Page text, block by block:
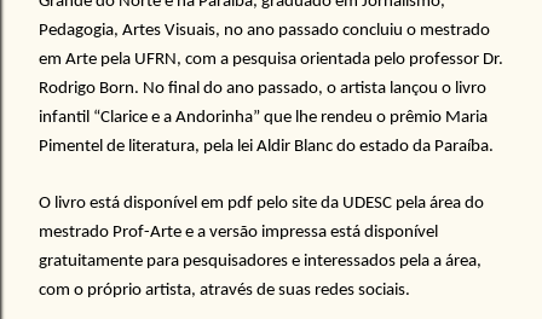
Pedagogia, Artes Visuais, no ano passado concluiu o mestrado
em Arte pela UFRN, com a pesquisa orientada pelo professor Dr.
Rodrigo Born. No final do ano passado, o artista lançou o livro
infantil “Clarice e a Andorinha” que lhe rendeu o prêmio Maria
Pimentel de literatura, pela lei Aldir Blanc do estado da Paraíba.
O livro está disponível em pdf pelo site da UDESC pela área do
mestrado Prof-Arte e a versão impressa está disponível
gratuitamente para pesquisadores e interessados pela a área,
com o próprio artista, através de suas redes sociais.